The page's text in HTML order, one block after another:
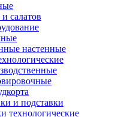
салатов
настенные
и подставки
технологические